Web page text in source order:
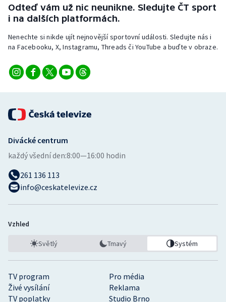
Odteď vám už nic neunikne. Sledujte ČT sport
i na dalších platformách.
Nenechte si nikde ujít nejnovější sportovní události. Sledujte nás i
na Facebooku, X, Instagramu, Threads či YouTube a buďte v obraze.
TV program
Pro média
Živé vysílání
Reklama
TV poplatky
Studio Brno
Divácké centrum
každý všední den:8:00—16:00 hodin
261 136 113
info@ceskatelevize.cz
Vzhled
Světlý Tmavý Systém